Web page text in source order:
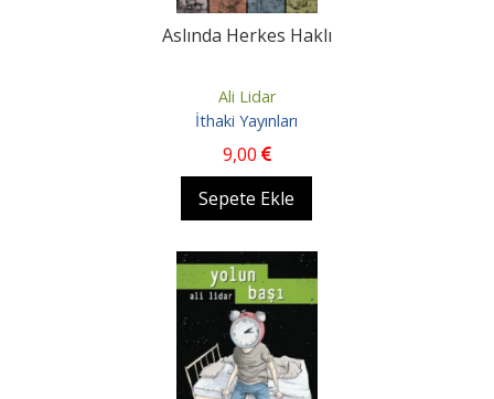
Aslında Herkes Haklı
Ali Lidar
İthaki Yayınları
9,00
Sepete Ekle